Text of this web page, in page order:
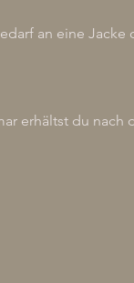
an eine Jacke
erhältst du nach